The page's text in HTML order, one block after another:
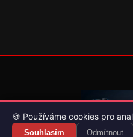
🍪 Používáme cookies pro
Souhlasím Odmítnout